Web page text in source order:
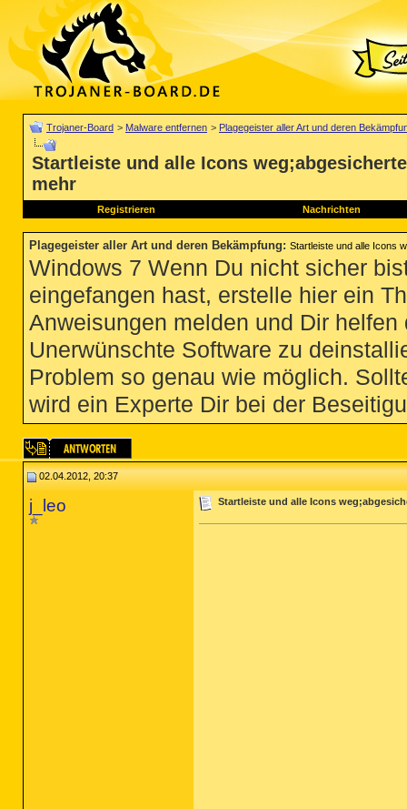
Trojaner-Board > Malware entfernen > Plagegeister aller Art und deren
Startleiste und alle Icons
mehr
Registrieren Nachrichten
Plagegeister aller Art und deren Bekämpfung: Startleiste und alle Icons
Windows 7 Wenn Du nicht sicher
eingefangen hast, erstelle hier ein
Anweisungen melden und Dir
Unerwünschte Software zu
Problem so genau wie möglich.
wird ein Experte Dir bei der
02.04.2012, 20:37
j_leo Startleiste und alle Icons